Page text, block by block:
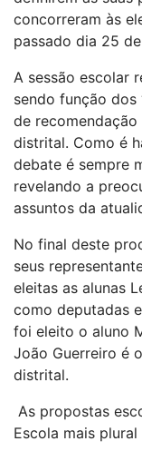
concorreram às
passado dia 25
A sessão escolar
sendo função dos
de
distrital. Como é
debate é sempre
revelando a
assuntos da
No final deste
seus
eleitas as alunas
como deputadas
foi eleito o aluno
João Guerreiro é
distrital.
As propostas
Escola mais